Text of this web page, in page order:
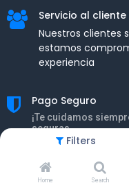
Filters
Home Search
Servicio al cliente
Nuestros clientes
estamos
experiencia
Pago Seguro
¡Te cuidamos